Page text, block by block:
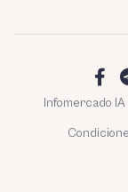
Infomercado IA